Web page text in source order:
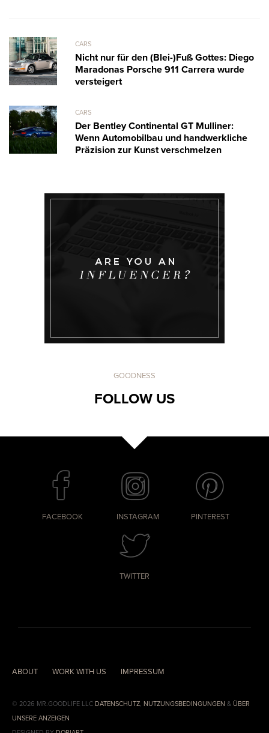
CARS
Nicht nur für den (Blei-)Fuß Gottes: Diego
Maradonas Porsche 911 Carrera wurde
versteigert
CARS
Der Bentley Continental GT Mulliner:
Wenn Automobilbau und handwerkliche
Präzision zur Kunst verschmelzen
GOODNESS
FOLLOW US
FACEBOOK INSTAGRAM PINTEREST
TWITTER
ABOUT WORK WITH US IMPRESSUM
© 2026 MR.GOODLIFE LLC DATENSCHUTZ, NUTZUNGSBEDINGUNGEN & ÜBER
UNSERE ANZEIGEN